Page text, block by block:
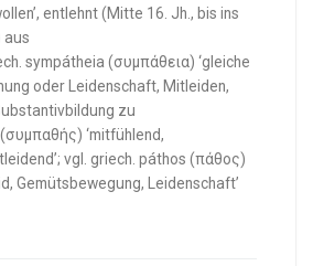
entlehnt (Mitte 16. Jh., bis ins
aus
sympátheia (συμπάθεια) ‘gleiche
oder Leidenschaft, Mitleiden,
zu
‘mitfühlend,
vgl. griech. páthos (πάθος)
Gemütsbewegung, Leidenschaft’